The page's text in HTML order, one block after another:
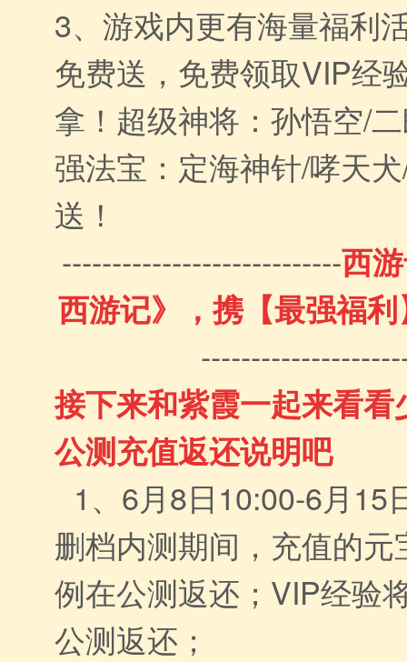
3、游戏内更有海量福利
免费送，免费领取VIP经
拿！超级神将：孙悟空/
强法宝：定海神针/哮天
送！
----------------------------西
西游记》，携【最强福
接下来和紫霞一起来看
公测充值返还说明吧
1、6月8日10:00-6月15
删档内测期间，充值的
例在公测返还；VIP经验
公测返还；